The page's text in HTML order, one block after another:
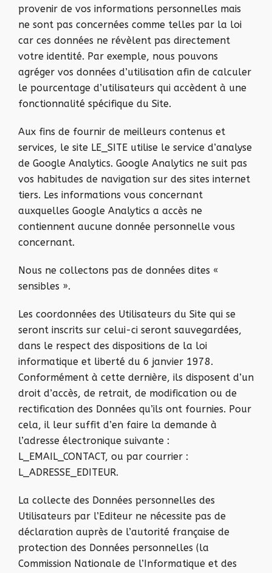
provenir de vos informations personnelles mais
ne sont pas concernées comme telles par la loi
car ces données ne révèlent pas directement
votre identité. Par exemple, nous pouvons
agréger vos données d’utilisation afin de calculer
le pourcentage d’utilisateurs qui accèdent à une
fonctionnalité spécifique du Site.
Aux fins de fournir de meilleurs contenus et
services, le site LE_SITE utilise le service d’analyse
de Google Analytics. Google Analytics ne suit pas
vos habitudes de navigation sur des sites internet
tiers. Les informations vous concernant
auxquelles Google Analytics a accès ne
contiennent aucune donnée personnelle vous
concernant.
Nous ne collectons pas de données dites «
sensibles ».
Les coordonnées des Utilisateurs du Site qui se
seront inscrits sur celui-ci seront sauvegardées,
dans le respect des dispositions de la loi
informatique et liberté du 6 janvier 1978.
Conformément à cette dernière, ils disposent d’un
droit d’accès, de retrait, de modification ou de
rectification des Données qu’ils ont fournies. Pour
cela, il leur suffit d’en faire la demande à
l’adresse électronique suivante :
L_EMAIL_CONTACT, ou par courrier :
L_ADRESSE_EDITEUR.
La collecte des Données personnelles des
Utilisateurs par l’Editeur ne nécessite pas de
déclaration auprès de l’autorité française de
protection des Données personnelles (la
Commission Nationale de l’Informatique et des